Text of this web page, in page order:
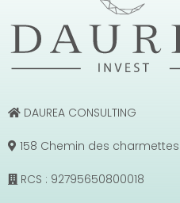
DAUREA CONSULTING
158 Chemin des charmettes
RCS : 92795650800018